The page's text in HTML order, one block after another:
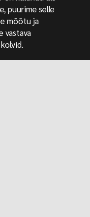
puurime selle
mõõtu ja
vastava